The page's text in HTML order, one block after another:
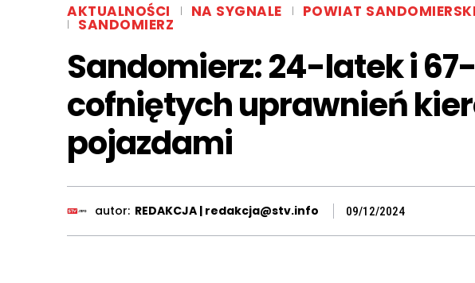
AKTUALNOŚCI NA SYGNALE POWIAT SANDOMIERSKI
SANDOMIERZ
Sandomierz: 24-latek i
cofniętych uprawnień
pojazdami
autor: REDAKCJA | redakcja@stv.info 09/12/2024